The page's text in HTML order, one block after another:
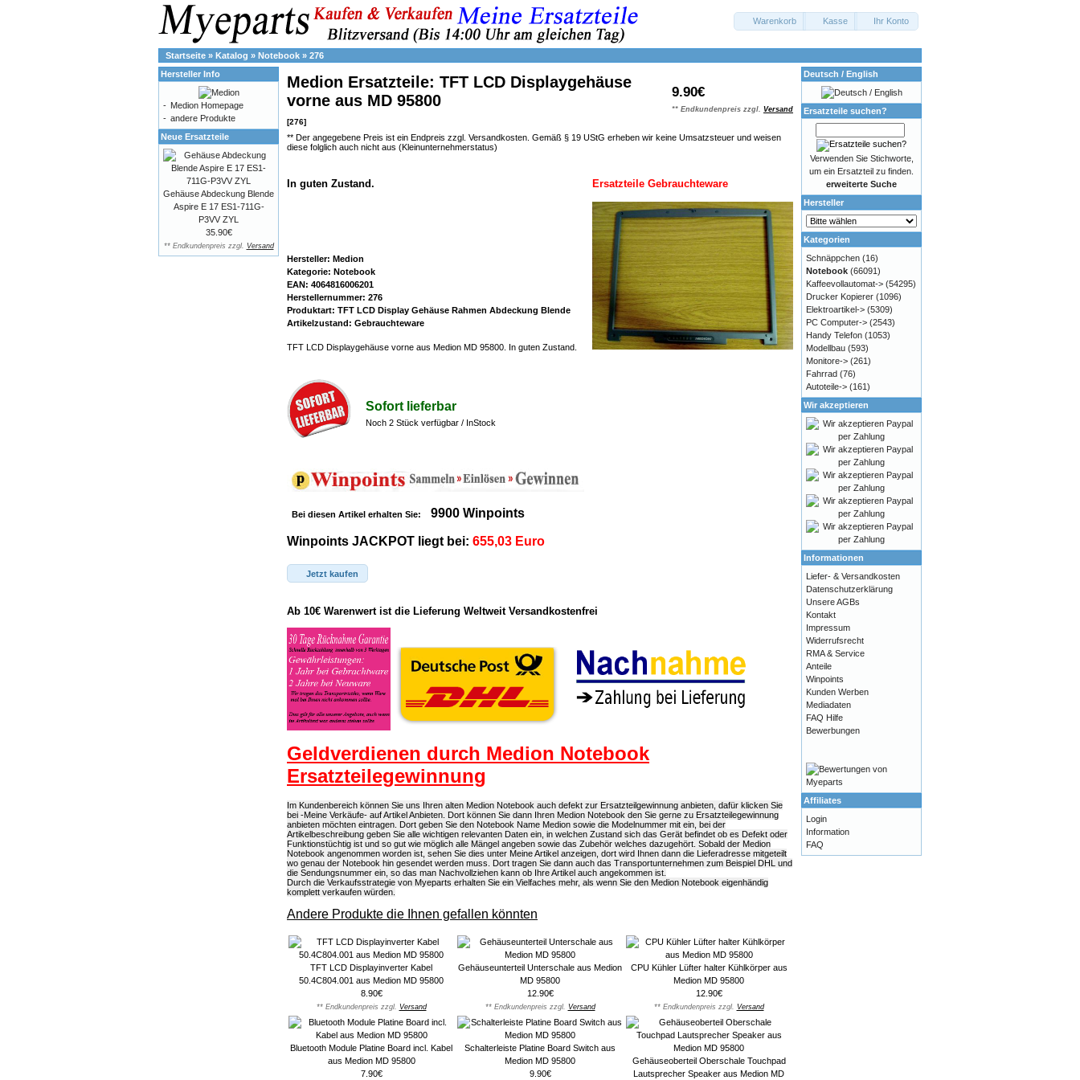
Warenkorb Kasse Ihr Konto
Startseite » Katalog » Notebook » 276
9.90€
** Endkundenpreis zzgl. Versand
Medion Ersatzteile: TFT LCD Displaygehäuse
vorne aus MD 95800
[276]
** Der angegebene Preis ist ein Endpreis zzgl. Versandkosten. Gemäß § 19 UStG erheben wir keine Umsatzsteuer und weisen
diese folglich auch nicht aus (Kleinunternehmerstatus)
Ersatzteile Gebrauchteware
In guten Zustand.
Hersteller: Medion
Kategorie: Notebook
EAN: 4064816006201
Herstellernummer: 276
Produktart: TFT LCD Display Gehäuse Rahmen Abdeckung Blende
Artikelzustand: Gebrauchteware
TFT LCD Displaygehäuse vorne aus Medion MD 95800. In guten Zustand.
Sofort lieferbar
Noch 2 Stück verfügbar / InStock
Bei diesen Artikel erhalten Sie: 9900 Winpoints
Winpoints JACKPOT liegt bei: 655,03 Euro
Jetzt kaufen
Ab 10€ Warenwert ist die Lieferung Weltweit Versandkostenfrei
Geldverdienen durch Medion Notebook
Ersatzteilegewinnung
Im Kundenbereich können Sie uns Ihren alten Medion Notebook auch defekt zur Ersatzteilgewinnung anbieten, dafür klicken Sie
bei -Meine Verkäufe- auf Artikel Anbieten. Dort können Sie dann Ihren Medion Notebook den Sie gerne zu Ersatzteilegewinnung
anbieten möchten eintragen. Dort geben Sie den Notebook Name Medion sowie die Modelnummer mit ein, bei der
Artikelbeschreibung geben Sie alle wichtigen relevanten Daten ein, in welchen Zustand sich das Gerät befindet ob es Defekt oder
Funktionstüchtig ist und so gut wie möglich alle Mängel angeben sowie das Zubehör welches dazugehört. Sobald der Medion
Notebook angenommen worden ist, sehen Sie dies unter Meine Artikel anzeigen, dort wird Ihnen dann die Lieferadresse mitgeteilt
wo genau der Notebook hin gesendet werden muss. Dort tragen Sie dann auch das Transportunternehmen zum Beispiel DHL und
die Sendungsnummer ein, so das man Nachvollziehen kann ob Ihre Artikel auch angekommen ist.
Durch die Verkaufsstrategie von Myeparts erhalten Sie ein Vielfaches mehr, als wenn Sie den Medion Notebook eigenhändig
komplett verkaufen würden.
Andere Produkte die Ihnen gefallen könnten
TFT LCD Displayinverter Kabel
50.4C804.001 aus Medion MD 95800
8.90€
** Endkundenpreis zzgl. Versand
Gehäuseunterteil Unterschale aus Medion
MD 95800
12.90€
** Endkundenpreis zzgl. Versand
CPU Kühler Lüfter halter Kühlkörper aus
Medion MD 95800
12.90€
** Endkundenpreis zzgl. Versand
Bluetooth Module Platine Board incl. Kabel
aus Medion MD 95800
7.90€
Schalterleiste Platine Board Switch aus
Medion MD 95800
9.90€
Gehäuseoberteil Oberschale Touchpad
Lautsprecher Speaker aus Medion MD
Hersteller Info
- Medion Homepage
- andere Produkte
Neue Ersatzteile
Gehäuse Abdeckung Blende
Aspire E 17 ES1-711G-
P3VV ZYL
35.90€
** Endkundenpreis zzgl. Versand
Deutsch / English
Ersatzteile suchen?
Verwenden Sie Stichworte,
um ein Ersatzteil zu finden.
erweiterte Suche
Hersteller
Kategorien
Schnäppchen (16)
Notebook (66091)
Kaffeevollautomat-> (54295)
Drucker Kopierer (1096)
Elektroartikel-> (5309)
PC Computer-> (2543)
Handy Telefon (1053)
Modellbau (593)
Monitore-> (261)
Fahrrad (76)
Autoteile-> (161)
Wir akzeptieren
Informationen
Liefer- & Versandkosten
Datenschutzerklärung
Unsere AGBs
Kontakt
Impressum
Widerrufsrecht
RMA & Service
Anteile
Winpoints
Kunden Werben
Mediadaten
FAQ Hilfe
Bewerbungen
Affiliates
Login
Information
FAQ